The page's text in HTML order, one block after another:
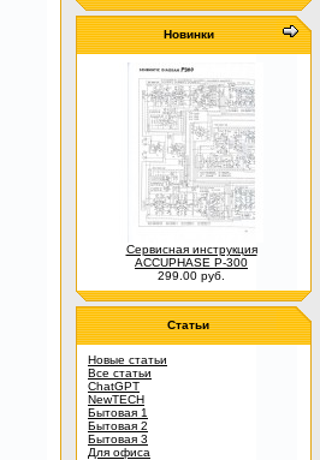
Новинки
Сервисная инструкция
ACCUPHASE P-300
299.00 руб.
Статьи
Новые статьи
Все статьи
ChatGPT
NewTECH
Бытовая 1
Бытовая 2
Бытовая 3
Для офиса